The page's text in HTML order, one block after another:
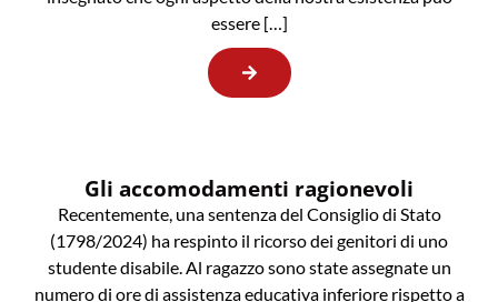
essere […]
Gli accomodamenti ragionevoli
Recentemente, una sentenza del Consiglio di Stato
(1798/2024) ha respinto il ricorso dei genitori di uno
studente disabile. Al ragazzo sono state assegnate un
numero di ore di assistenza educativa inferiore rispetto a